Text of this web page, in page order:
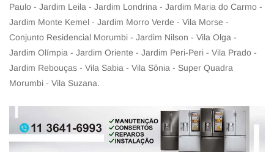
Paulo - Jardim Leila - Jardim Londrina - Jardim Maria do Carmo -
Jardim Monte Kemel - Jardim Morro Verde - Vila Morse -
Conjunto Residencial Morumbi - Jardim Nilson - Vila Olga -
Jardim Olímpia - Jardim Oriente - Jardim Peri-Peri - Vila Prado -
Jardim Rebouças - Vila Sabia - Vila Sônia - Super Quadra
Morumbi - Vila Suzana.